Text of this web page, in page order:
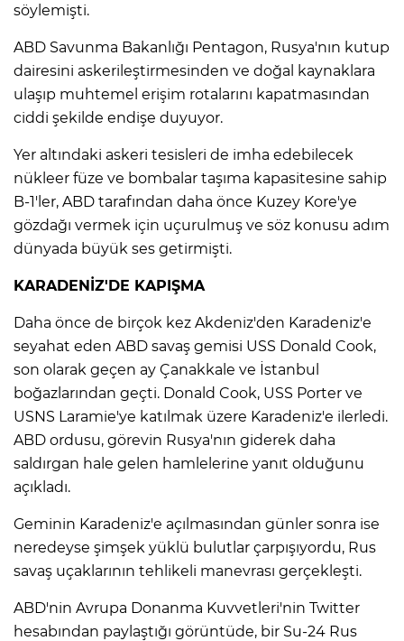
söylemişti.​​​​​​​
ABD Savunma Bakanlığı Pentagon, Rusya'nın kutup
dairesini askerileştirmesinden ve doğal kaynaklara
ulaşıp muhtemel erişim rotalarını kapatmasından
ciddi şekilde endişe duyuyor.​​​​​​​
Yer altındaki askeri tesisleri de imha edebilecek
nükleer füze ve bombalar taşıma kapasitesine sahip
B-1'ler, ABD tarafından daha önce Kuzey Kore'ye
gözdağı vermek için uçurulmuş ve söz konusu adım
dünyada büyük ses getirmişti.​​​​​​​
KARADENİZ'DE KAPIŞMA
Daha önce de birçok kez Akdeniz'den Karadeniz'e
seyahat eden ABD savaş gemisi USS Donald Cook,
son olarak geçen ay Çanakkale ve İstanbul
boğazlarından geçti. Donald Cook, USS Porter ve
USNS Laramie'ye katılmak üzere Karadeniz'e ilerledi.
ABD ordusu, görevin Rusya'nın giderek daha
saldırgan hale gelen hamlelerine yanıt olduğunu
açıkladı.​​​​​​​
Geminin Karadeniz'e açılmasından günler sonra ise
neredeyse şimşek yüklü bulutlar çarpışıyordu, Rus
savaş uçaklarının tehlikeli manevrası gerçekleşti.​​​​​​​
ABD'nin Avrupa Donanma Kuvvetleri'nin Twitter
hesabından paylaştığı görüntüde, bir Su-24 Rus